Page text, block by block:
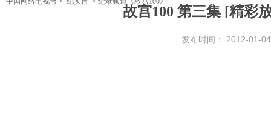
故宫100 第三集 [精彩
发布时间： 2012-01-